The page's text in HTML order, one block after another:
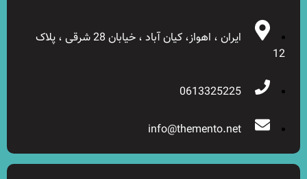
ایران ، اهواز، کیان آباد ، خیابان 28 شرقی ، پلاک
12
0613325225
info@themento.net